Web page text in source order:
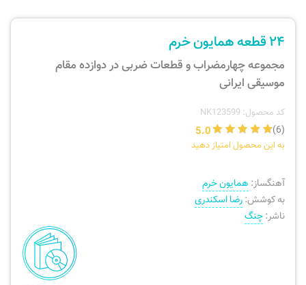
نی، فلوت، سازهای بادی
تئوری، هارمونی، فرم، تاریخ
ارسال سفارش
پیگیری سفارش
۲۴ قطعه همایون خرم
مجموعه چهارمضراب و قطعات ضربی در دوازده مقام
موسیقی ایرانی
کد محصول: NK123599
(6)
5.0
به این محصول امتیاز دهید
آهنگساز: همایون خرم
به کوشش:رضا اسکندری
ناشر:چنگ